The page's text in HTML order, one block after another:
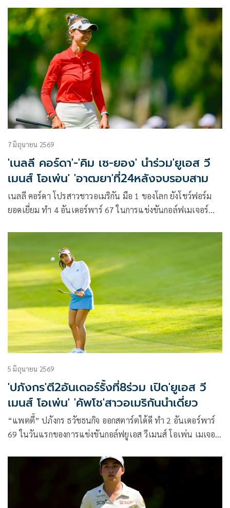
คว้าแชมป์ที่รัฐแคลิฟอร์เนีย สหรัฐอเมริกา เมื่อวันอาทิตย์ที่ 7
มิถุนายน เฉือนชนะ ชาร์ลีย์ ฮัลล์ จากอังกฤษ และกาบี โลเปซ
จากเม็กซิโก ไปเพียงสโตรกเดียว นับเป็นแชมป์เมเจอร์รายการที่
สองติดต่อกันของปีนี้ และเมเจอร์ที่สี่ในอาชีพ รวมถึงเป็นแชมป์
รายการที่สี่ของเธอในฤดูกาลนี้มากที่สุดในแอลพีจีเอ ทัวร์ ขณะที่
“เมียว” ปาจรีย์ อนันต์นฤการ จบอันดับ 8 ร่วม ดีที่สุดของนัก
กอล์ฟไทยรับเงินรางวัลกว่า 10 ล้านบาท
7 มิถุนายน 2569
'เนลลี คอร์ดา'-'คิม เซ-ยอง' นำร่วม'ยูเอส วี
เมนส์ โอเพ่น' 'อาฒยา'ที่24หลังจบรอบสาม
เนลลี คอร์ดา โปรสาวชาวอเมริกัน มือ 1 ของโลก ยังโชว์ฟอร์ม
ยอดเยี่ยม ทำ 4 อันเดอร์พาร์ 67 ในการแข่งขันกอล์ฟเมเจอร์
อันเดอร์พาร์ 207 ขยับขึ้นนำร่วมกับ คิม เซ-ยอง จากเกาหลีใต้ ซึ่ง
ทำเพิ่ม 3 อันเดอร์พาร์ 68 โดยมีนักกอล์ฟอันดับ 3 ร่วม ตามหลัง
เพียงสโตรกเดียว ขณะที่ “จีโน่” อาฒยา ฐิติกุล มือ 2 ของโลก รั้ง
อันดับ 24 ตามหลังผู้นำ 7 สโตรก
5 มิถุนายน 2569
'ปภังกร'ตี2อันเดอร์รั้งที่8ร่วม เปิด'ยูเอส วี
เมนส์ โอเพ่น' 'คัพโช'สาวอเมริกันนำเดี่ยว
“แพตตี้” ปภังกร ธวัชธนกิจ ออกสตาร์ตได้ดี ทำ 2 อันเดอร์พาร์
69 ในวันแรกของการแข่งขันกอล์ฟยูเอส วีเมนส์ โอเพ่น เมเจอร์
พฤหัสบดีที่ 4 มิถุนายน 2569 รั้งอันดับ 8 ร่วม ตามหลังผู้นำอย่าง
เจนนิเฟอร์ คัพโช โปรสาวชาวอเมริกันอยู่ 3 สโตรก